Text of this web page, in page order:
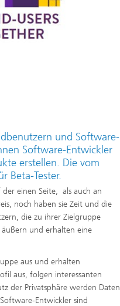
und Software-
Software-Entwickler
erstellen. Die vom
Beta-Tester.
einen Seite, als auch an
noch haben sie Zeit und die
die zu ihrer Zielgruppe
und erhalten eine
aus und erhalten
aus, folgen interessanten
der Privatsphäre werden Daten
Entwickler sind